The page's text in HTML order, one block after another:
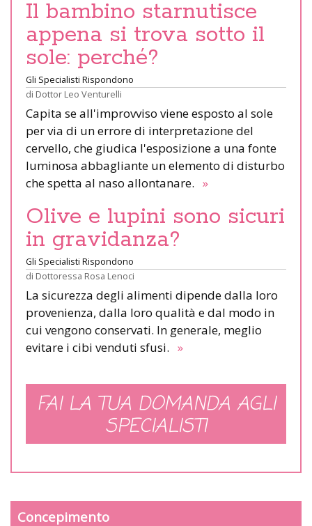
Il bambino starnutisce
appena si trova sotto il
sole: perché?
Gli Specialisti Rispondono
di Dottor Leo Venturelli
Capita se all'improvviso viene esposto al sole
per via di un errore di interpretazione del
cervello, che giudica l'esposizione a una fonte
luminosa abbagliante un elemento di disturbo
che spetta al naso allontanare. »
Olive e lupini sono sicuri
in gravidanza?
Gli Specialisti Rispondono
di Dottoressa Rosa Lenoci
La sicurezza degli alimenti dipende dalla loro
provenienza, dalla loro qualità e dal modo in
cui vengono conservati. In generale, meglio
evitare i cibi venduti sfusi. »
FAI LA TUA DOMANDA AGLI
SPECIALISTI
Concepimento